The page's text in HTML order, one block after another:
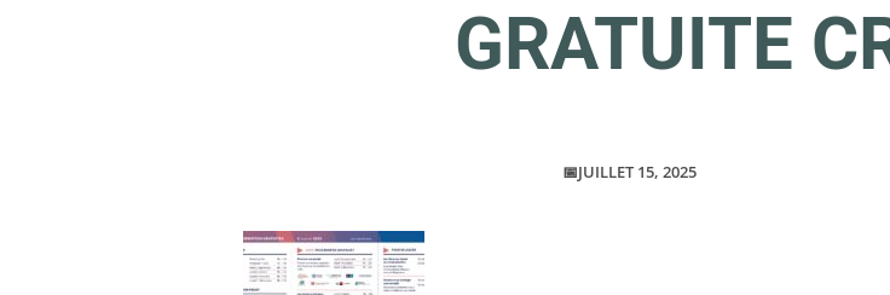
GRATUITE
📅JUILLET 15, 2025